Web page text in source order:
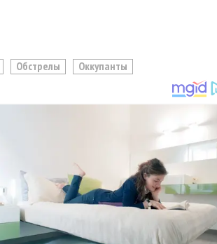
Обстрелы Оккупанты